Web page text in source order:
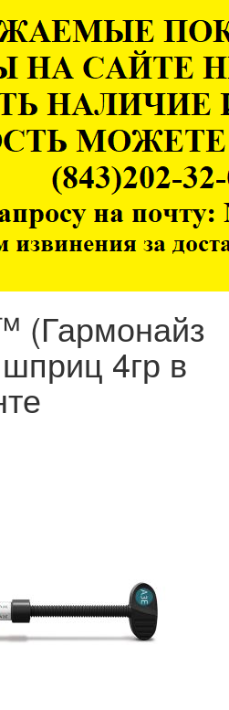
(Гармонайз
4гр в